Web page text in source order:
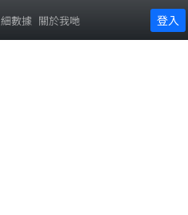
細數據 關於我哋 登入